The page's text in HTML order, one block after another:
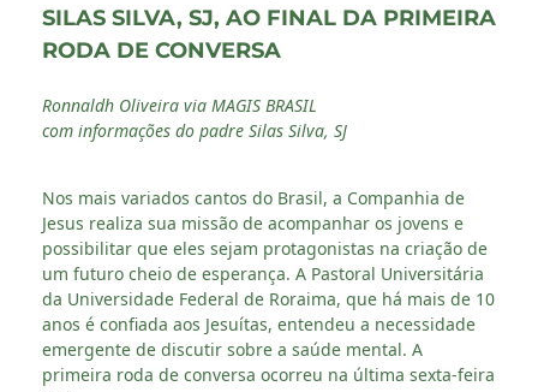
SILAS SILVA, SJ, AO FINAL DA PRIMEIRA
RODA DE CONVERSA
Ronnaldh Oliveira via MAGIS BRASIL
com informações do padre Silas Silva, SJ
Nos mais variados cantos do Brasil, a Companhia de
Jesus realiza sua missão de acompanhar os jovens e
possibilitar que eles sejam protagonistas na criação de
um futuro cheio de esperança. A Pastoral Universitária
da Universidade Federal de Roraima, que há mais de 10
anos é confiada aos Jesuítas, entendeu a necessidade
emergente de discutir sobre a saúde mental. A
primeira roda de conversa ocorreu na última sexta-feira